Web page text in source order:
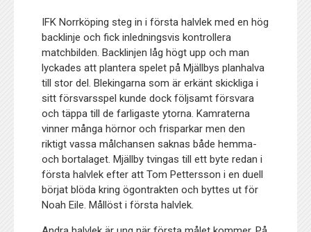
IFK Norrköping steg in i första halvlek med en hög
backlinje och fick inledningsvis kontrollera
matchbilden. Backlinjen låg högt upp och man
lyckades att plantera spelet på Mjällbys planhalva
till stor del. Blekingarna som är erkänt skickliga i
sitt försvarsspel kunde dock följsamt försvara
och täppa till de farligaste ytorna. Kamraterna
vinner många hörnor och frisparkar men den
riktigt vassa målchansen saknas både hemma-
och bortalaget. Mjällby tvingas till ett byte redan i
första halvlek efter att Tom Pettersson i en duell
börjat blöda kring ögontrakten och byttes ut för
Noah Eile. Mållöst i första halvlek.